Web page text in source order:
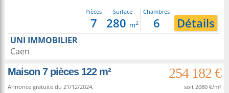
Pièces
7
Surface
280 m2
Chambres
6 Détails
UNI IMMOBILIER
Caen
Maison 7 pièces 122 m²
254 182 €
Annonce gratuite du 21/12/2024. soit 2080 €/m²